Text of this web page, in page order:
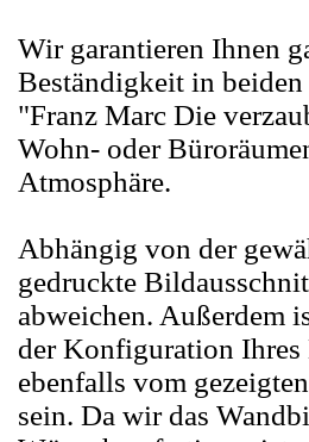
Wir garantieren Ihnen
Beständigkeit in
"Franz Marc Die
Wohn- oder
Atmosphäre.
Abhängig von der
gedruckte
abweichen. Außerdem
der Konfiguration
ebenfalls vom
sein. Da wir das